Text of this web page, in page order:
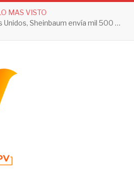
MAS VISTO
Tras presión de Estados Unidos, Sheinbaum envía mil 500 soldados a Michoacán